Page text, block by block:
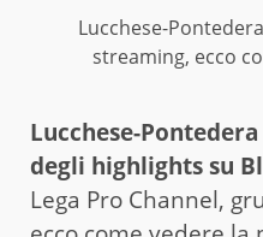
Lucchese-
streaming, ecco
Lucchese-
degli highlights su
Lega Pro Channel,